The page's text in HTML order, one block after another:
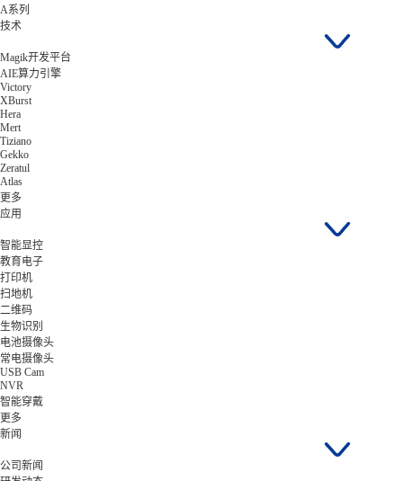
A系列
技术
Magik开发平台
AIE算力引擎
Victory
XBurst
Hera
Mert
Tiziano
Gekko
Zeratul
Atlas
更多
应用
智能显控
教育电子
打印机
扫地机
二维码
生物识别
电池摄像头
常电摄像头
USB Cam
NVR
智能穿戴
更多
新闻
公司新闻